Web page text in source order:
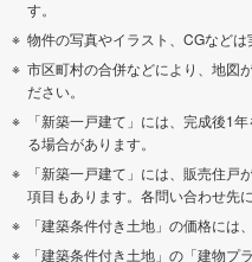
す。
物件の写真やイラスト、CGなどは
市区町村の合併などにより、地図
ださい。
「新築一戸建て」には、完成後1
る場合があります。
「新築一戸建て」には、販売住
項目もあります。各問い合わせ先
「建築条件付き土地」の価格には
「建築条件付き土地」の「建物